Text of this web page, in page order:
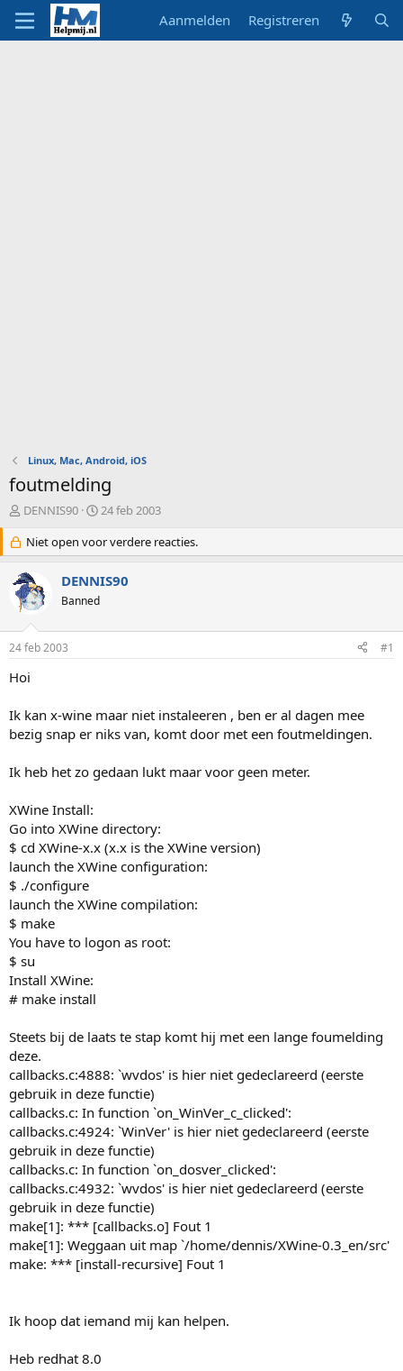
Aanmelden Registreren
Linux, Mac, Android, iOS
foutmelding
O
d
e
r
w
e
p
s
t
a
t
e
DENNIS90
S
a
r
t
d
m
24 feb 2003
Niet open voor verdere reacties.
DENNIS90
Banned
24 feb 2003 #1
Hoi
Ik kan x-wine maar niet instaleeren , ben er al dagen mee
bezig snap er niks van, komt door met een foutmeldingen.
Ik heb het zo gedaan lukt maar voor geen meter.
XWine Install:
Go into XWine directory:
$ cd XWine-x.x (x.x is the XWine version)
launch the XWine configuration:
$ ./configure
launch the XWine compilation:
$ make
You have to logon as root:
$ su
Install XWine:
# make install
Steets bij de laats te stap komt hij met een lange foumelding
deze.
callbacks.c:4888: `wvdos' is hier niet gedeclareerd (eerste
gebruik in deze functie)
callbacks.c: In function `on_WinVer_c_clicked':
callbacks.c:4924: `WinVer' is hier niet gedeclareerd (eerste
gebruik in deze functie)
callbacks.c: In function `on_dosver_clicked':
callbacks.c:4932: `wvdos' is hier niet gedeclareerd (eerste
gebruik in deze functie)
make[1]: *** [callbacks.o] Fout 1
make[1]: Weggaan uit map `/home/dennis/XWine-0.3_en/src'
make: *** [install-recursive] Fout 1
Ik hoop dat iemand mij kan helpen.
Heb redhat 8.0